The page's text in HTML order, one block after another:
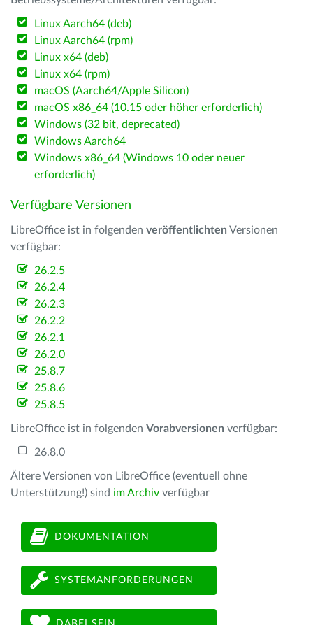
Linux Aarch64 (deb)
Linux Aarch64 (rpm)
Linux x64 (deb)
Linux x64 (rpm)
macOS (Aarch64/Apple Silicon)
macOS x86_64 (10.15 oder höher erforderlich)
Windows (32 bit, deprecated)
Windows Aarch64
Windows x86_64 (Windows 10 oder neuer
erforderlich)
Verfügbare Versionen
LibreOffice ist in folgenden veröffentlichten Versionen
verfügbar:
26.2.5
26.2.4
26.2.3
26.2.2
26.2.1
26.2.0
25.8.7
25.8.6
25.8.5
LibreOffice ist in folgenden Vorabversionen verfügbar:
26.8.0
Ältere Versionen von LibreOffice (eventuell ohne
Unterstützung!) sind im Archiv verfügbar
DOKUMENTATION
SYSTEMANFORDERUNGEN